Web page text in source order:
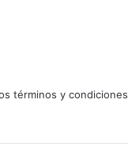
términos y condiciones